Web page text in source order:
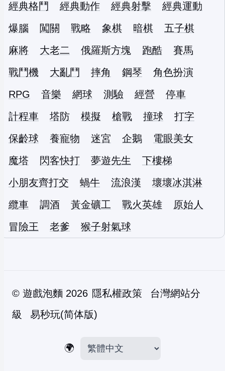
經典格鬥
經典動作 經典射擊
經典運動
爆腦
闖關 戰略 象棋 暗棋
五子棋
麻將
大老二 俄羅斯方塊 跑酷
賽馬
戰鬥機
大亂鬥 摔角 鋼琴
角色扮演
RPG
音樂 網球 測驗 經營
停車
計程車
塔防 模擬 槍戰 撞球
打字
保齡球
養寵物 迷宮 企鵝
電眼美女
魔塔
閃客快打 夢遊先生
下樓梯
小朋友齊打交
蝸牛 流浪漢
壞壞冰淇淋
纜車
調酒 黃金礦工 戰火英雄
原始人
冒險王
老爹 猴子射氣球
© 遊戲泡麵 2026 隱私權政策
台灣網站分
級
易秒玩(简体版)
🌍